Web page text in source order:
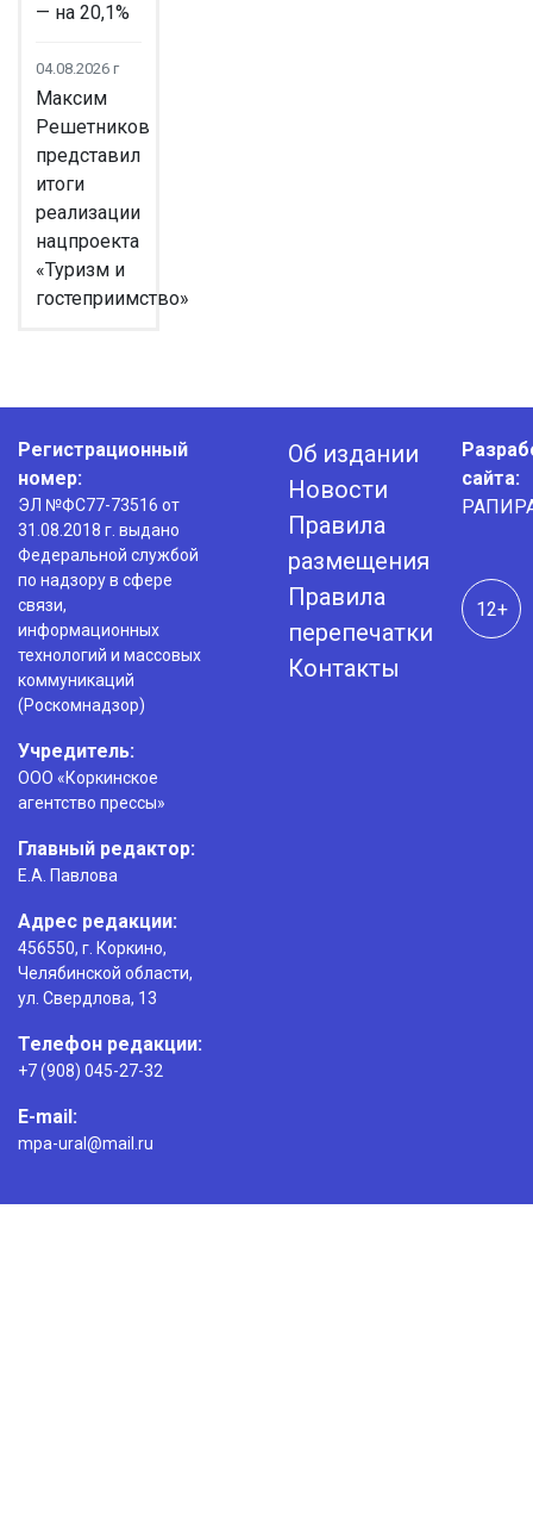
— на 20,1%
04.08.2026 г
Максим
Решетников
представил
итоги
реализации
нацпроекта
«Туризм и
гостеприимство»
Регистрационный
номер:
ЭЛ №ФС77-73516 от
31.08.2018 г. выдано
Федеральной службой
по надзору в сфере
связи,
информационных
технологий и массовых
коммуникаций
(Роскомнадзор)
Учредитель:
ООО «Коркинское
агентство прессы»
Главный редактор:
Е.А. Павлова
Адрес редакции:
456550, г. Коркино,
Челябинской области,
ул. Свердлова, 13
Телефон редакции:
+7 (908) 045-27-32
E-mail:
mpa-ural@mail.ru
Об издании
Новости
Правила
размещения
Правила
перепечатки
Контакты
сайта:
12+